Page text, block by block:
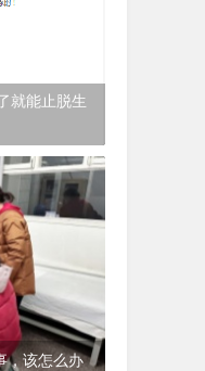
就能止脱生
，该怎么办